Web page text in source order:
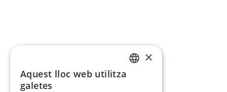
×
Aquest lloc web utilitza
galetes